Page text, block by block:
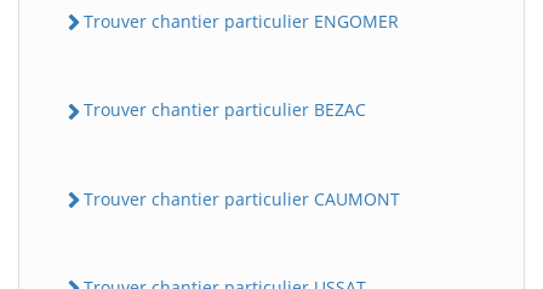
Trouver chantier particulier ENGOMER
Trouver chantier particulier BEZAC
Trouver chantier particulier CAUMONT